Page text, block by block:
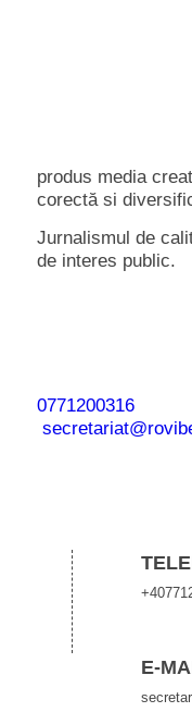
produs media
corectă si
Jurnalismul de
de interes public.
0771200316sau la
E-